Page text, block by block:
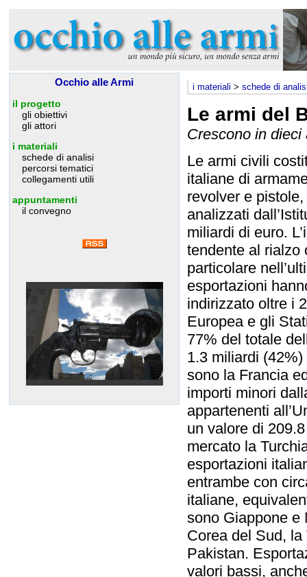
Occhio alle Armi
il progetto
gli obiettivi
gli attori
i materiali
schede di analisi
percorsi tematici
collegamenti utili
appuntamenti
il convegno
i materiali >schede di
Le armi del
Crescono in
Le armi civili
italiane di
revolver e
analizzati
miliardi di euro.
tendente al rialzo
particolare
esportazioni
indirizzato oltre i
Europea e gli
77% del totale
1.3 miliardi
sono la Francia
importi minori
appartenenti
un valore di
mercato la
esportazioni
entrambe con
italiane,
sono Giappone e
Corea del Sud,
Pakistan.
valori bassi,